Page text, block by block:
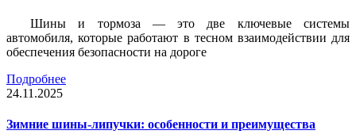
Шины и тормоза — это две ключевые системы
автомобиля, которые работают в тесном взаимодействии для
обеспечения безопасности на дороге
Подробнее
24.11.2025
Зимние шины-липучки: особенности и преимущества